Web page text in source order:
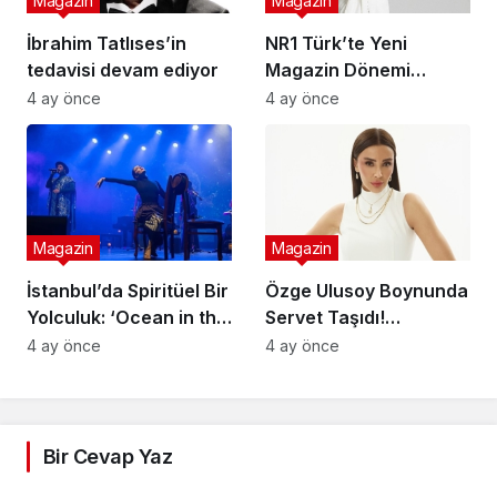
İbrahim Tatlıses’in
tedavisi devam ediyor
4 ay önce
NR1 Türk’te Yeni
Magazin Dönemi
Başlıyor: Ünlü Model ve
Sunucu Tuğçe Aral
Ekranlara Dönüyor
4 ay önce
İstanbul’da Spiritüel Bir
Yolculuk: ‘Ocean in the
Desert Show’ Sahnede
Magazin
4 ay önce
Özge Ulusoy Boynunda
Servet Taşıdı!
Genola’dan Düğün
Magazin
4 ay önce
Bir Cevap Yaz